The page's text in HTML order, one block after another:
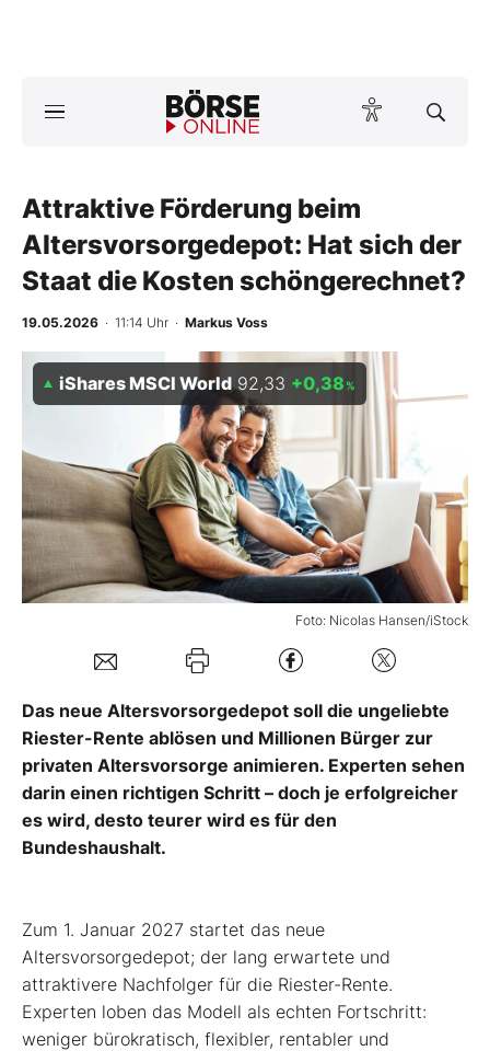
Anlageprodukte
Finanz-Check
Abo & Shop
BO-Musterdepots
Mein B:O
Mein Konto
Attraktive Förderung beim
Altersvorsorgedepot: Hat sich der
Staat die Kosten schöngerechnet?
19.05.2026 · 11:14 Uhr · Markus Voss
Foto: Nicolas Hansen/iStock
iShares MSCI World 92,33 +0,38 %
Das neue Altersvorsorgedepot soll die ungeliebte
Riester-Rente ablösen und Millionen Bürger zur
privaten Altersvorsorge animieren. Experten sehen
darin einen richtigen Schritt – doch je erfolgreicher
es wird, desto teurer wird es für den
Bundeshaushalt.
Zum 1. Januar 2027 startet das neue
Altersvorsorgedepot; der lang erwartete und
attraktivere Nachfolger für die Riester-Rente.
Experten loben das Modell als echten Fortschritt:
weniger bürokratisch, flexibler, rentabler und